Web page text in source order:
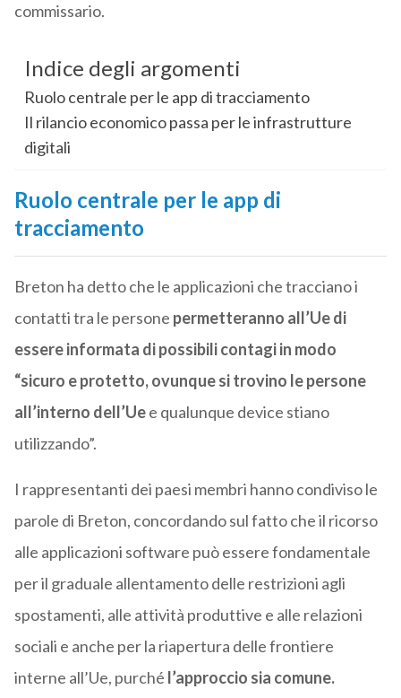
commissario.
Indice degli argomenti
Ruolo centrale per le app di tracciamento
Il rilancio economico passa per le infrastrutture
digitali
Ruolo centrale per le app di
tracciamento
Breton ha detto che le applicazioni che tracciano i
contatti tra le persone permetteranno all’Ue di
essere informata di possibili contagi in modo
“sicuro e protetto, ovunque si trovino le persone
all’interno dell’Uee qualunque device stiano
utilizzando”.
I rappresentanti dei paesi membri hanno condiviso le
parole di Breton, concordando sul fatto che il ricorso
alle applicazioni software può essere fondamentale
per il graduale allentamento delle restrizioni agli
spostamenti, alle attività produttive e alle relazioni
sociali e anche per la riapertura delle frontiere
interne all’Ue, purché l’approccio sia comune.